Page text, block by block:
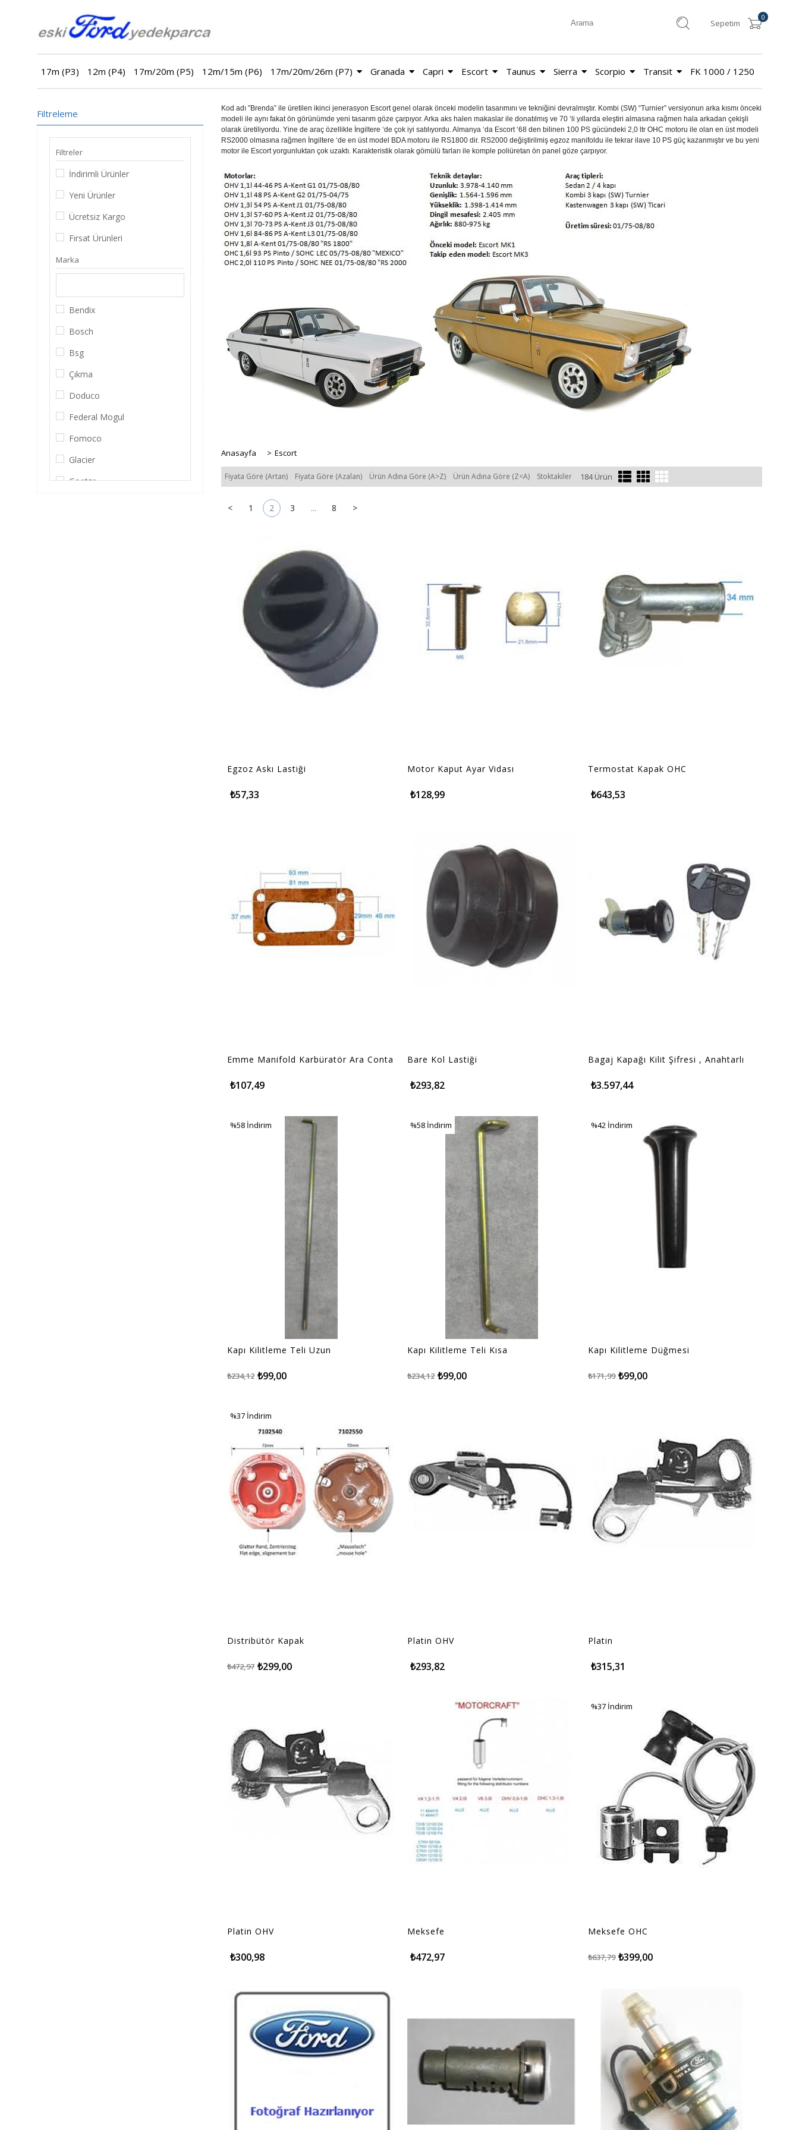
Sepetim
0
17m (P3) 12m (P4) 17m/20m (P5) 12m/15m (P6) 17m/20m/26m (P7) Granada Capri Escort Taunus Sierra Scorpio Transit FK 1000 / 1250
Filtreleme
Filtreler
İndirimli Ürünler
Yeni Ürünler
Ücretsiz Kargo
Fırsat Ürünleri
Marka
Bendix
Bosch
Bsg
Çıkma
Doduco
Federal Mogul
Fomoco
Glacier
Goetze
Kod adı ”Brenda” ile üretilen ikinci jenerasyon Escort genel olarak önceki modelin tasarımını ve tekniğini devralmıştır. Kombi (SW) “Turnier” versiyonun arka kısmı önceki
modeli ile aynı fakat ön görünümde yeni tasarım göze çarpıyor. Arka aks halen makaslar ile donatılmış ve 70 ‘li yıllarda eleştiri almasına rağmen hala arkadan çekişli
olarak üretiliyordu. Yine de araç özellikle İngiltere ‘de çok iyi satılıyordu. Almanya ‘da Escort ‘68 den bilinen 100 PS gücündeki 2,0 ltr OHC motoru ile olan en üst modeli
RS2000 olmasına rağmen İngiltere ‘de en üst model BDA motoru ile RS1800 dir. RS2000 değiştirilmiş egzoz manifoldu ile tekrar ilave 10 PS güç kazanmıştır ve bu yeni
motor ile Escort yorgunluktan çok uzaktı. Karakteristik olarak gömülü farları ile komple poliüretan ön panel göze çarpıyor.
Anasayfa > Escort
Fiyata Göre (Artan) Fiyata Göre (Azalan) Ürün Adına Göre (A>Z) Ürün Adına Göre (Z<A) Stoktakiler 184 Ürün
< 1 2 3 ... 8 >
Egzoz Askı Lastiği
₺57,33
Motor Kaput Ayar Vidası
₺128,99
Termostat Kapak OHC
₺643,53
Emme Manifold Karbüratör Ara Conta
₺107,49
Bare Kol Lastiği
₺293,82
Bagaj Kapağı Kilit Şifresi , Anahtarlı
₺3.597,44
Kapı Kilitleme Teli Uzun
₺99,00
₺234,12
%58 İndirim
Kapı Kilitleme Teli Kısa
₺99,00
₺234,12
%58 İndirim
Kapı Kilitleme Düğmesi
₺99,00
₺171,99
%42 İndirim
Distribütör Kapak
₺299,00
₺472,97
%37 İndirim
%37İndirim
Platin OHV
₺293,82
Platin
₺315,31
Platin OHV
₺300,98
Meksefe
₺472,97
Meksefe OHC
₺399,00
₺637,79
%37 İndirim